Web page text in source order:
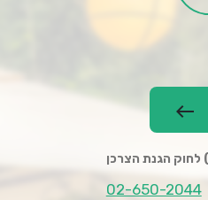
west
02-650-2044